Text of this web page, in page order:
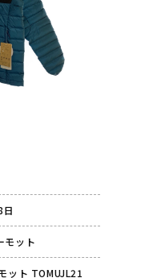
ット
ット TOMUJL21